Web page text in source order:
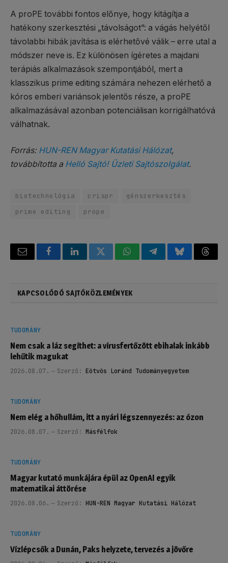
A proPE további fontos előnye, hogy kitágítja a
hatékony szerkesztési „távolságot”: a vágás helyétől
távolabbi hibák javítása is elérhetővé válik – erre utal a
módszer neve is. Ez különösen ígéretes a majdani
terápiás alkalmazások szempontjából, mert a
klasszikus prime editing számára nehezen elérhető a
kóros emberi variánsok jelentős része, a proPE
alkalmazásával azonban potenciálisan korrigálhatóvá
válhatnak.
Forrás: HUN-REN Magyar Kutatási Hálózat,
továbbította a Helló Sajtó! Üzleti Sajtószolgálat.
biotechnológia crispr
génszerkesztés
prime editing
prope
Email FacebookLinkedInTwitterWhatsAppTelegramBluesky
KAPCSOLÓDÓ SAJTÓKÖZLEMÉNYEK
TUDOMÁNY
Nem csak a láz segíthet: a vírusfertőzött ebihalak inkább
lehűtik magukat
2026.08.07. Szerző: Eötvös Loránd Tudományegyetem
TUDOMÁNY
Nem elég a hőhullám, itt a nyári légszennyezés: az ózon
2026.08.07. Szerző: Másfélfok
TUDOMÁNY
Magyar kutató munkájára épül az OpenAI egyik
matematikai áttörése
2026.08.06. Szerző: HUN-REN Magyar Kutatási Hálózat
TUDOMÁNY
Vízlépcsők a Dunán, Paks helyzete, tervezés a jövőre